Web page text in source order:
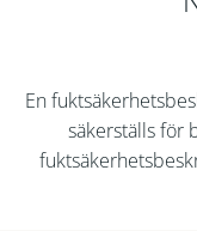
En
säkerställs för